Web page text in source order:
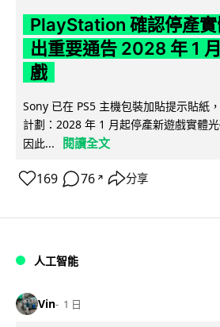
PlayStation 確認停產
出重要通告 2028 年 1
戲
Sony 已在 PS5 主機包裝加貼提示貼紙
計劃：2028 年 1 月起停產新遊戲實體
因此...
閱讀全文
169 76 ↗ 分享
人工智能
Vin 1 日